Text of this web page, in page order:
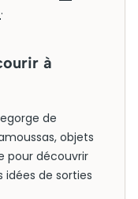
.
à
de
objets
pour découvrir
idées de sorties